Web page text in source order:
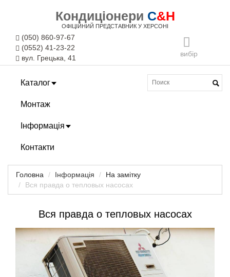
Кондиціонери C&H
ОФІЦІЙНИЙ ПРЕДСТАВНИК У ХЕРСОНІ
вибір
(050) 860-97-67
(0552) 41-23-22
вул. Грецька, 41
Каталог
Монтаж
Інформація
Контакти
Головна Інформація
На замітку
Вся правда о тепловых насосах
Вся правда о тепловых насосах